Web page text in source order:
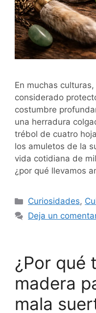
En muchas
considerado
costumbre
una herradura
trébol de cuatro
los amuletos de la
vida cotidiana de
¿por qué llevamos
Categorías
Curiosidades,
Deja un
¿Por qué
madera
mala